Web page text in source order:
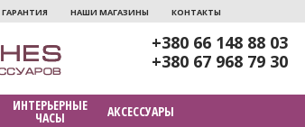
ГАРАНТИЯ НАШИ МАГАЗИНЫ КОНТАКТЫ
+380 66 148 88 03
+380 67 968 79 30
ИНТЕРЬЕРНЫЕ
ЧАСЫ АКСЕССУАРЫ